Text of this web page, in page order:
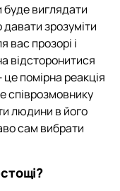
буде виглядати
зрозуміти
вас прозорі і
відсторонитися
помірна реакція
співрозмовнику
людини в його
сам вибрати